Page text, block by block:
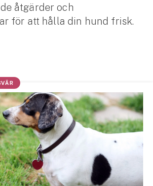
åtgärder och
för att hålla din hund frisk.